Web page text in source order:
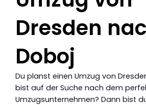
Dresden
Doboj
Du planst einen Umzug von
bist auf der Suche nach dem
Umzugsunternehmen? Dann bist